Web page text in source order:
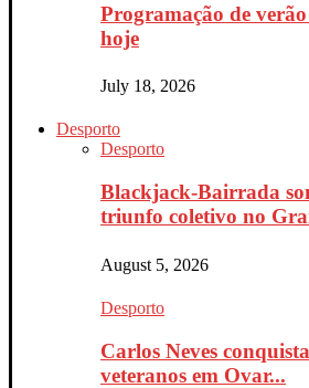
Programação de
hoje
July 18, 2026
Desporto
Desporto
Blackjack-Bairrada
triunfo coletivo no
August 5, 2026
Desporto
Carlos Neves
veteranos em Ovar...